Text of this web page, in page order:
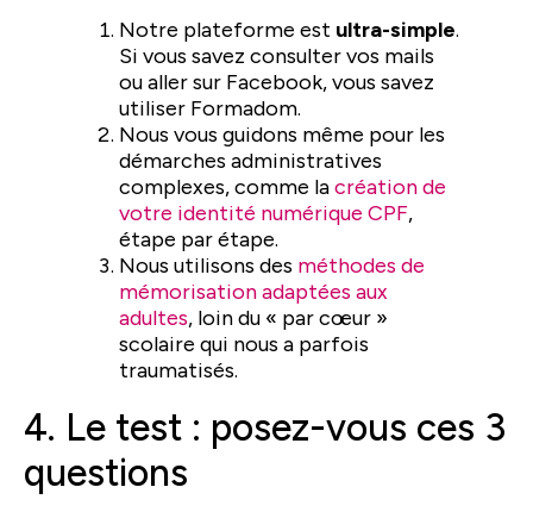
Notre plateforme est ultra-simple.
Si vous savez consulter vos mails
ou aller sur Facebook, vous savez
utiliser Formadom.
Nous vous guidons même pour les
démarches administratives
complexes, comme lacréation de
votre identité numérique CPF,
étape par étape.
Nous utilisons des méthodes de
mémorisation adaptées aux
adultes, loin du « par cœur »
scolaire qui nous a parfois
traumatisés.
4. Le test : posez-vous ces 3
questions